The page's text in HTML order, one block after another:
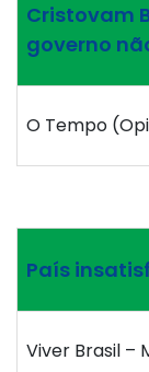
Cristovam
governo
O Tempo
País
Viver Brasil –